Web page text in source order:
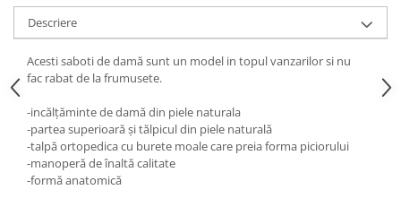
Descriere
Acesti saboti de damă sunt un model in topul vanzarilor si nu
fac rabat de la frumusete.
-incălţăminte de damă din piele naturala
-partea superioară şi tălpicul din piele naturală
-talpă ortopedica cu burete moale care preia forma piciorului
-manoperă de înaltă calitate
-formă anatomică